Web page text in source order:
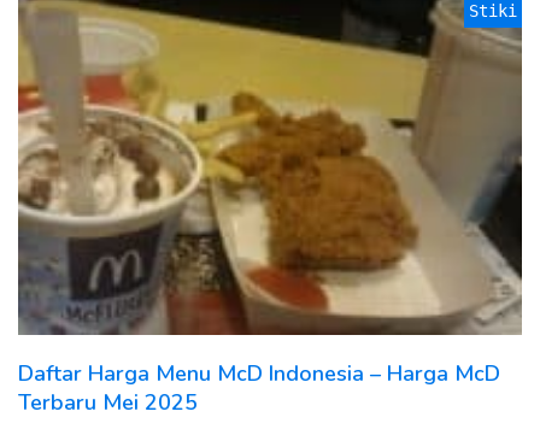
Daftar Harga Menu McD Indonesia – Harga McD
Terbaru Mei 2025
Stiki